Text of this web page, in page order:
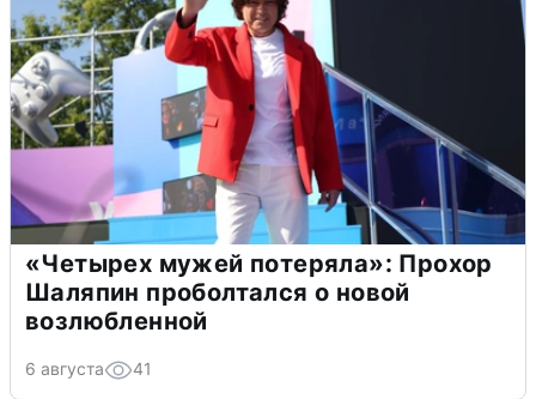
«Четырех мужей потеряла»: Прохор
Шаляпин проболтался о новой
возлюбленной
6 августа 41